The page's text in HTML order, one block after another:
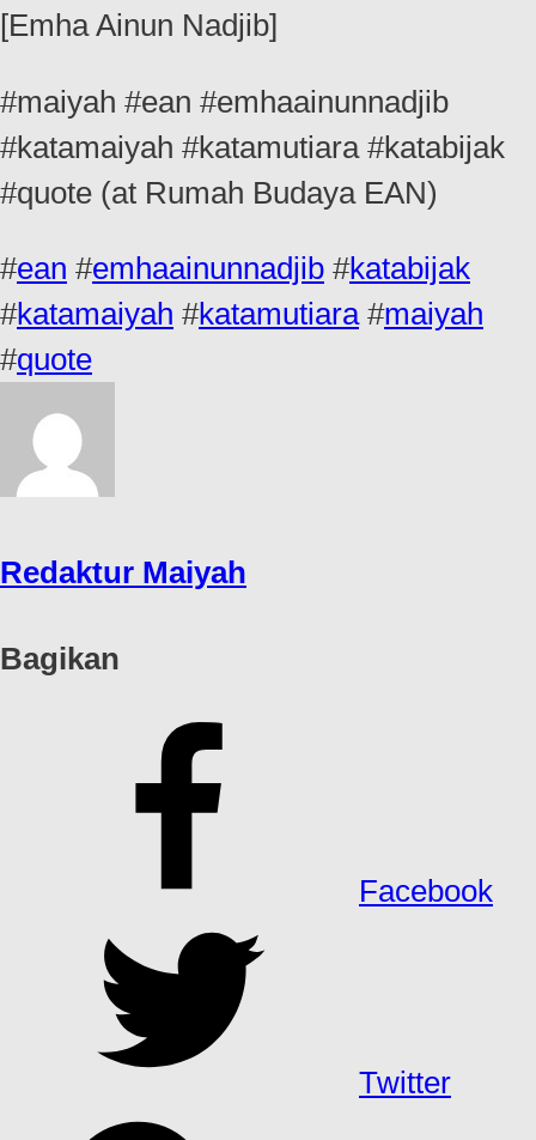
[Emha Ainun Nadjib]
#maiyah #ean #emhaainunnadjib
#katamaiyah #katamutiara #katabijak
#quote (at Rumah Budaya EAN)
#ean #emhaainunnadjib #katabijak
#katamaiyah #katamutiara#maiyah
#quote
Redaktur Maiyah
Bagikan
Facebook
Twitter